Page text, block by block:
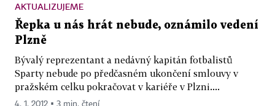
AKTUALIZUJEME
Řepka u nás hrát nebude, oznámilo vedení
Plzně
Bývalý reprezentant a nedávný kapitán fotbalistů
Sparty nebude po předčasném ukončení smlouvy v
pražském celku pokračovat v kariéře v Plzni....
4. 1. 2012 ▪ 3 min. čtení